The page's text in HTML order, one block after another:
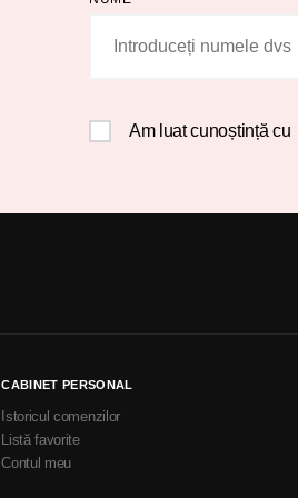
Am luat cunoștință cu
CABINET PERSONAL
Istoricul comenzilor
Listă favorite
Contul meu